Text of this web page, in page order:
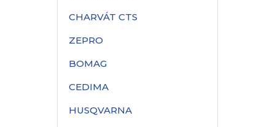
CHARVÁT CTS
ZEPRO
BOMAG
CEDIMA
HUSQVARNA